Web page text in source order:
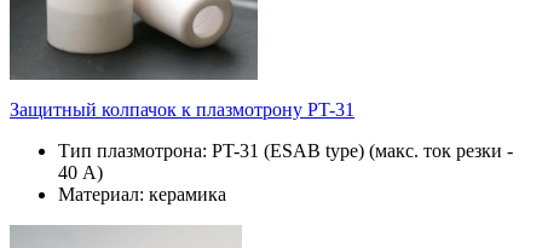
Защитный колпачок к плазмотрону PT-31
Тип плазмотрона: PT-31 (ESAB type) (макс. ток резки -
40 А)
Материал: керамика